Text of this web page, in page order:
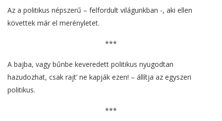
Az a politikus népszerű – felfordult világunkban -, aki ellen
követtek már el merényletet.
***
A bajba, vagy bűnbe keveredett politikus nyugodtan
hazudozhat, csak rajt’ ne kapják ezen! – állítja az egyszeri
politikus.
***